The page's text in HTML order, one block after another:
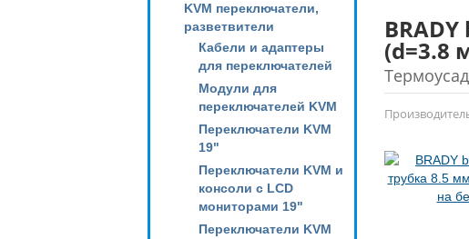
KVM переключатели,
разветвители
Кабели и адаптеры
для переключателей
Модули для
переключателей KVM
Переключатели KVM
19"
Переключатели KVM и
консоли с LCD
мониторами 19"
Переключатели KVM
(d=3.8